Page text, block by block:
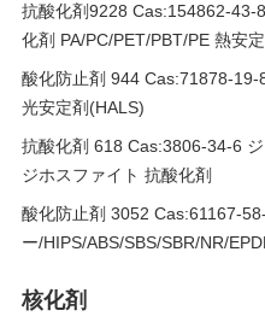
抗酸化剤9228 Cas:154862-43-
化剤 PA/PC/PET/PBT/PE 熱安
酸化防止剤 944 Cas:71878-
光安定剤(HALS)
抗酸化剤 618 Cas:3806-34-6
ジホスファイト 抗酸化剤
酸化防止剤 3052 Cas:61167-
ー/HIPS/ABS/SBS/SBR/NR/
核化剤